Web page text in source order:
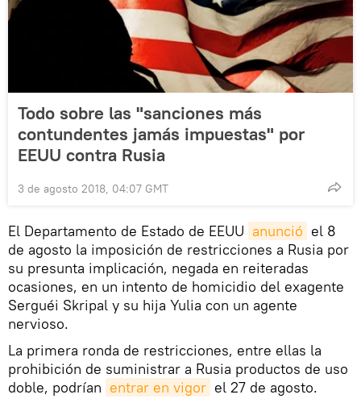
Todo sobre las "sanciones más
contundentes jamás impuestas" por
EEUU contra Rusia
3 de agosto 2018, 04:07 GMT
El Departamento de Estado de EEUU anunció el 8
de agosto la imposición de restricciones a Rusia por
su presunta implicación, negada en reiteradas
ocasiones, en un intento de homicidio del exagente
Serguéi Skripal y su hija Yulia con un agente
nervioso.
La primera ronda de restricciones, entre ellas la
prohibición de suministrar a Rusia productos de uso
doble, podrían entrar en vigor el 27 de agosto.